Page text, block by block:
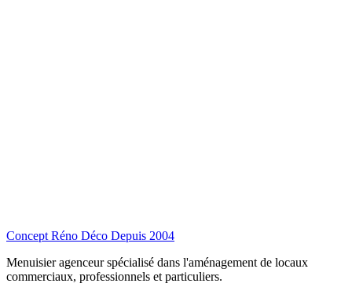
Concept Réno Déco Depuis 2004
Menuisier agenceur spécialisé dans l'aménagement de locaux
commerciaux, professionnels et particuliers.